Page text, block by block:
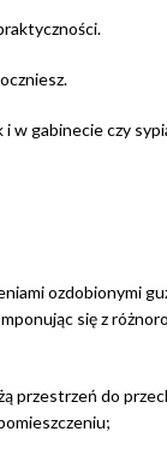
w gabinecie czy
ozdobionymi
się z
przestrzeń do